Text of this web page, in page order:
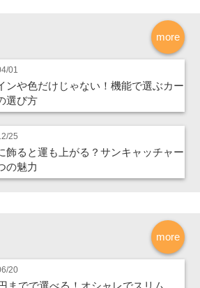
more
01
ンや色だけじゃない！機能で選ぶカー
選び方
25
飾ると運も上がる？サンキャッチャー
の魅力
more
20
までで選べる！オシャレでスリム